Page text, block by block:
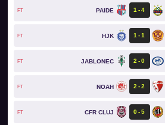
FT PAIDE 1 4
FT HJK 1 1
FT JABLONEC 2 0
FT NOAH 2 2
FT CFR CLUJ 0 5